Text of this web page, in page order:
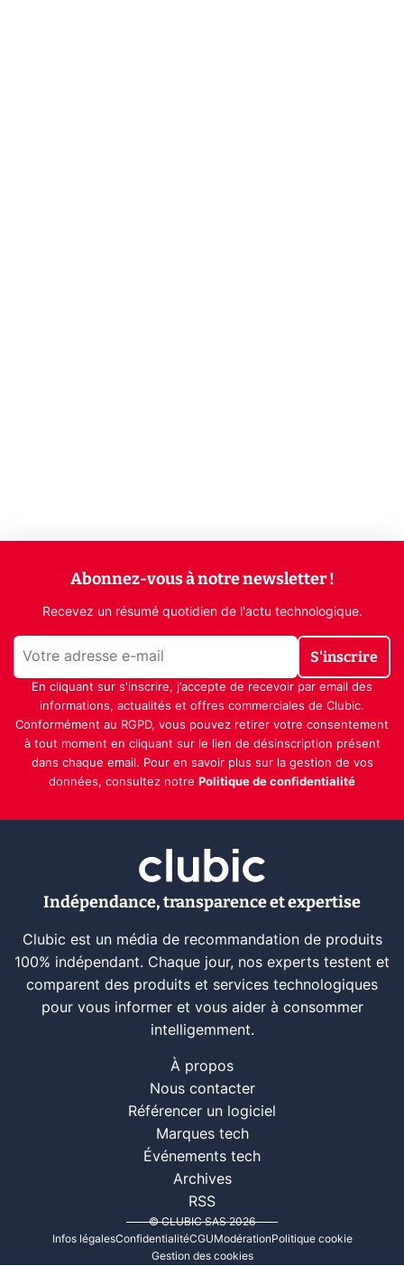
Abonnez-vous à notre newsletter !
Recevez un résumé quotidien de l'actu technologique.
S'inscrire
En cliquant sur s'inscrire, j’accepte de recevoir par email des
informations, actualités et offres commerciales de Clubic.
Conformément au RGPD, vous pouvez retirer votre consentement
à tout moment en cliquant sur le lien de désinscription présent
dans chaque email. Pour en savoir plus sur la gestion de vos
données, consultez notre Politique de confidentialité
Indépendance, transparence et expertise
Clubic est un média de recommandation de produits
100% indépendant. Chaque jour, nos experts testent et
comparent des produits et services technologiques
pour vous informer et vous aider à consommer
intelligemment.
À propos
Nous contacter
Référencer un logiciel
Marques tech
Événements tech
Archives
RSS
© CLUBIC SAS 2026
Infos légalesConfidentialitéCGUModérationPolitique cookie
Gestion des cookies